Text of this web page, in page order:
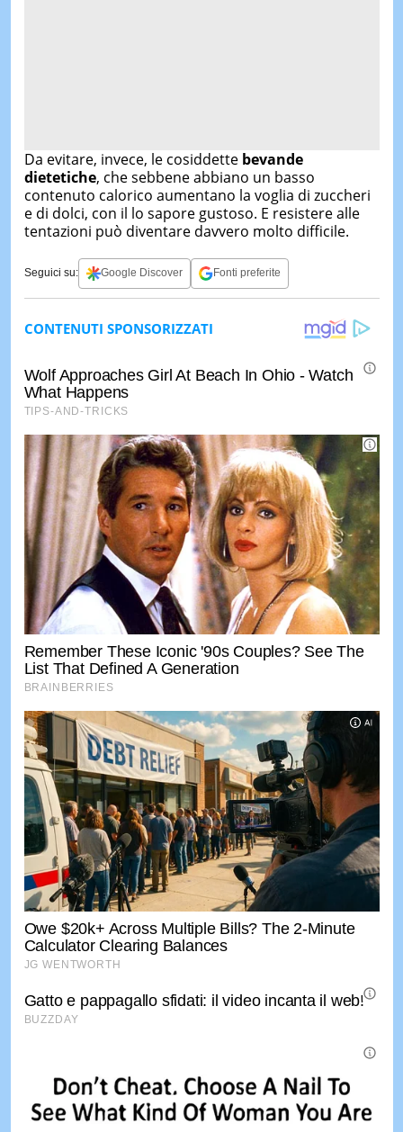
Da evitare, invece, le cosiddette bevande
dietetiche, che sebbene abbiano un basso
contenuto calorico aumentano la voglia di zuccheri
e di dolci, con il lo sapore gustoso. E resistere alle
tentazioni può diventare davvero molto difficile.
Seguici su: Google Discover Fonti preferite